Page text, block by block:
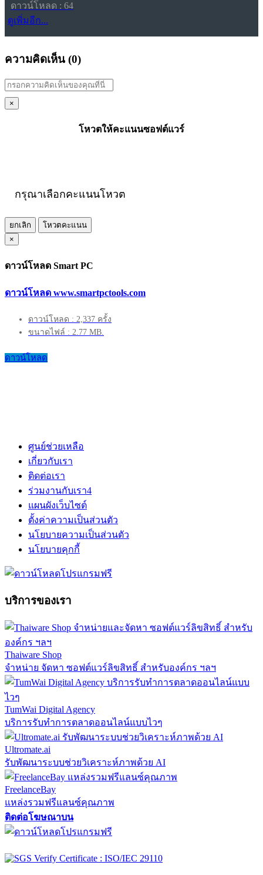
ดาวน์โหลด : 64
ดูเพิ่มอีก...
ความคิดเห็น (0)
×
โหวตให้คะแนนซอฟต์แวร์
กรุณาเลือกคะแนนโหวต
ยกเลิก
โหวตคะแนน
×
ดาวน์โหลด Smart PC
ดาวน์โหลด www.smartpctools.com
ดาวน์โหลด : 2,337 ครั้ง
ขนาดไฟล์ : 2.77 MB.
ดาวน์โหลด
ศูนย์ช่วยเหลือ
เกี่ยวกับเรา
ติดต่อเรา
ร่วมงานกับเรา4
แผนผังเว็บไซต์
ตั้งค่าความเป็นส่วนตัว
นโยบายความเป็นส่วนตัว
นโยบายคุกกี้
บริการของเรา
Thaiware Shop
จำหน่าย จัดหา ซอฟต์แวร์ลิขสิทธิ์ สำหรับองค์กร ฯลฯ
TumWai Digital Agency
บริการรับทำการตลาดออนไลน์แบบไวๆ
Ultromate.ai
รับพัฒนาระบบช่วยวิเคราะห์ภาพด้วย AI
FreelanceBay
แหล่งรวมฟรีแลนซ์คุณภาพ
ติดต่อโฆษณาบน